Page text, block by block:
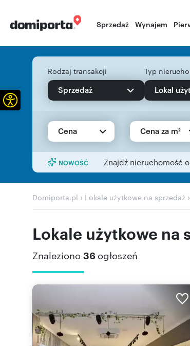
Sprzedaż Wynajem
Rodzaj transakcji
Sprzedaż
Typ
Lokal
Cena Cena za m²
NOWOŚĆ Znajdź nieruchomość
Domiporta.pl › Lokale użytkowe na sprzedaż ›
Lokale użytkowe na
Znaleziono 36 ogłoszeń
Otwórz pasek narzędzi